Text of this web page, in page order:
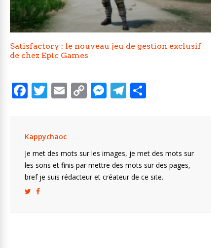
Satisfactory : le nouveau jeu de gestion exclusif
de chez Epic Games
F
b
o
o
k
T
er
E C
Li
n
k
M
n
g
er
T
a
m
er
Kappychaoc
Je met des mots sur les images, je met des mots sur
les sons et finis par mettre des mots sur des pages,
bref je suis rédacteur et créateur de ce site.